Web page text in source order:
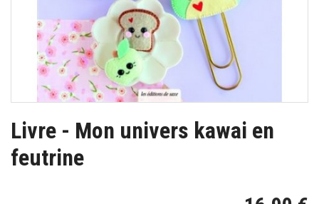
Livre - Mon univers kawai en
feutrine